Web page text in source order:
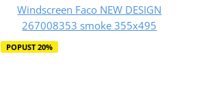
Windscreen Faco NEW DESIGN
267008353 smoke 355x495
POPUST 20%